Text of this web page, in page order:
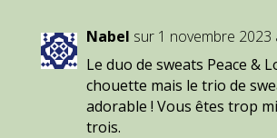
Nabel sur 1 novembre 2023
Le duo de sweats Peace &
chouette mais le trio de
adorable ! Vous êtes trop
trois.